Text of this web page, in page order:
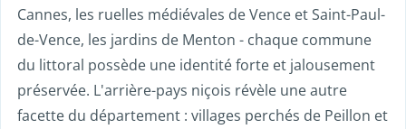
Cannes, les ruelles médiévales de Vence et Saint-Paul-
de-Vence, les jardins de Menton - chaque commune
du littoral possède une identité forte et jalousement
préservée. L'arrière-pays niçois révèle une autre
facette du département : villages perchés de Peillon et